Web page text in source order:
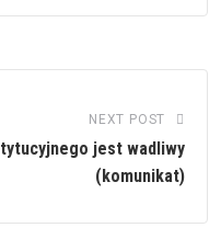
NEXT POST
jest wadliwy
(komunikat)